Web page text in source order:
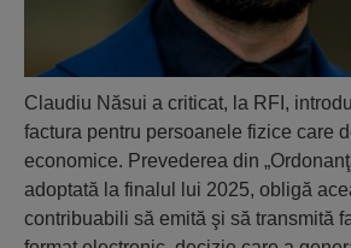
Claudiu Năsui a criticat, la RFI,
factura pentru persoanele fizice care
economice. Prevederea din
adoptată la finalul lui 2025, obligă
contribuabili să emită şi să transmită